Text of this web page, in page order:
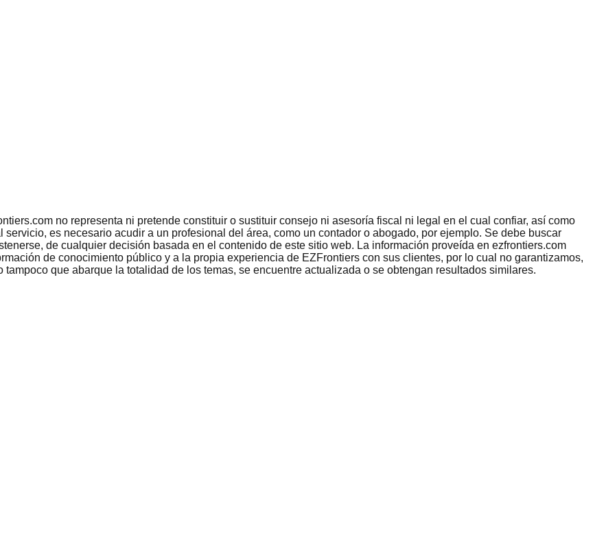
no representa ni pretende constituir o sustituir consejo ni asesoría fiscal ni legal en el cual confiar, así como
es necesario acudir a un profesional del área, como un contador o abogado, por ejemplo. Se debe buscar
de cualquier decisión basada en el contenido de este sitio web. La información proveída en ezfrontiers.com
de conocimiento público y a la propia experiencia de EZFrontiers con sus clientes, por lo cual no garantizamos,
que abarque la totalidad de los temas, se encuentre actualizada o se obtengan resultados similares.